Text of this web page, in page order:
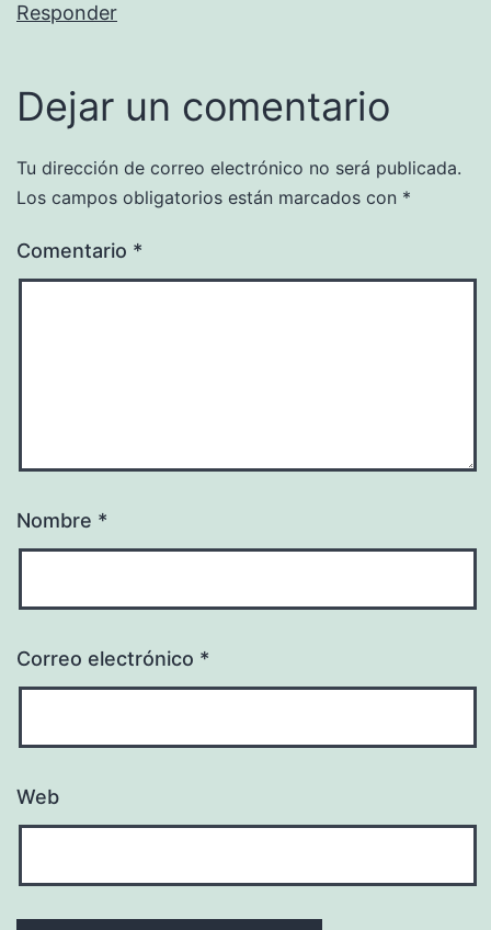
Responder
Dejar un comentario
Tu dirección de correo electrónico no será publicada.
Los campos obligatorios están marcados con *
Comentario *
Nombre *
Correo electrónico *
Web